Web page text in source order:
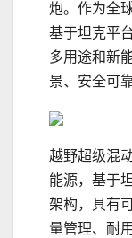
炮。作为全
基于坦克平
多用途和新
景、安全可
越野超级混
能源，基于
架构，具有
量管理、耐